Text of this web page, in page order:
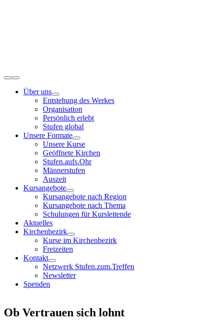
Toggle
NavigationÜber uns
Entstehung des Werkes
Organisation
Persönlich erlebt
Stufen global
Unsere Formate
Unsere Kurse
Geöffnete Kirchen
Stufen.aufs.Ohr
Männerstufen
Auszeit
Kursangebote
Kursangebote nach Region
Kursangebote nach Thema
Schulungen für Kursleitende
Aktuelles
Kirchenbezirk
Kurse im Kirchenbezirk
Freizeiten
Kontakt
Netzwerk Stufen.zum.Treffen
Newsletter
Spenden
Ob Vertrauen sich lohnt